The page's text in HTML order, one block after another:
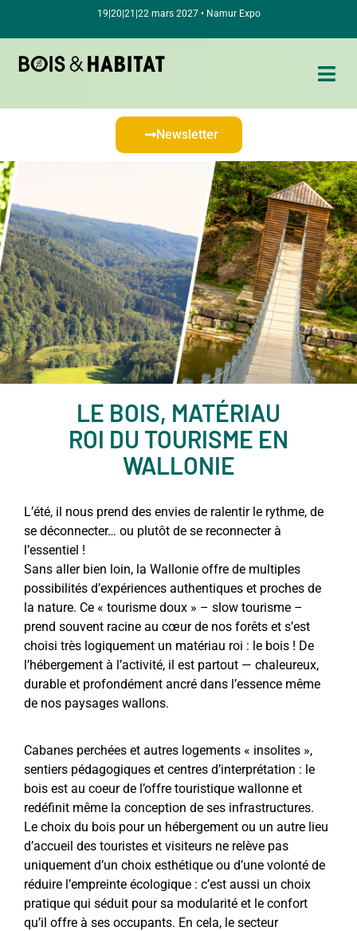
19|20|21|22 mars 2027 • Namur Expo
Newsletter
LE BOIS, MATÉRIAU
ROI DU TOURISME EN
WALLONIE
L’été, il nous prend des envies de ralentir le rythme, de
se déconnecter… ou plutôt de se reconnecter à
l’essentiel !
Sans aller bien loin, la Wallonie offre de multiples
possibilités d’expériences authentiques et proches de
la nature. Ce « tourisme doux » – slow tourisme –
prend souvent racine au cœur de nos forêts et s’est
choisi très logiquement un matériau roi : le bois ! De
l’hébergement à l’activité, il est partout — chaleureux,
durable et profondément ancré dans l’essence même
de nos paysages wallons.
Cabanes perchées et autres logements « insolites »,
sentiers pédagogiques et centres d’interprétation : le
bois est au coeur de l’offre touristique wallonne et
redéfinit même la conception de ses infrastructures.
Le choix du bois pour un hébergement ou un autre lieu
d’accueil des touristes et visiteurs ne relève pas
uniquement d’un choix esthétique ou d’une volonté de
réduire l’empreinte écologique : c’est aussi un choix
pratique qui séduit pour sa modularité et le confort
qu’il offre à ses occupants. En cela, le secteur